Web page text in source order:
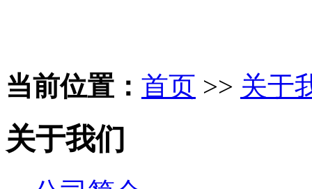
当前位置： 首页 >> 关于
关于我们